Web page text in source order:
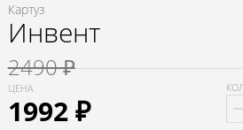
Картуз
Инвент
2490 ₽
ЦЕНА
1992₽